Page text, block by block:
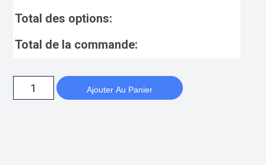
Total des options:
Total de la commande:
Ajouter Au Panier